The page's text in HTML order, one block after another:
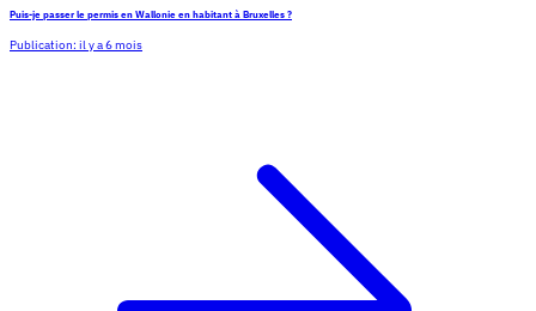
Puis-je passer le permis en Wallonie en habitant à Bruxelles ?
Publication: il y a 6 mois